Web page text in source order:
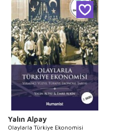
Yalın Alpay
Olaylarla Türkiye Ekonomisi